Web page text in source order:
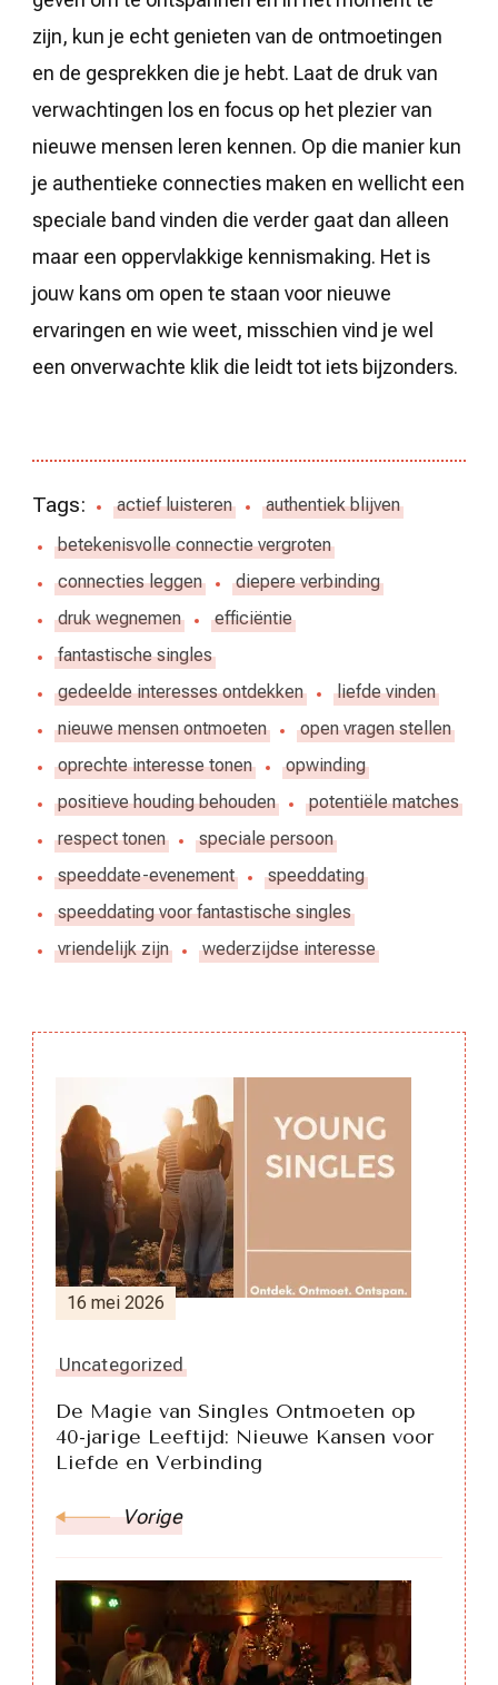
zijn, kun je echt genieten van de ontmoetingen
en de gesprekken die je hebt. Laat de druk van
verwachtingen los en focus op het plezier van
nieuwe mensen leren kennen. Op die manier kun
je authentieke connecties maken en wellicht een
speciale band vinden die verder gaat dan alleen
maar een oppervlakkige kennismaking. Het is
jouw kans om open te staan voor nieuwe
ervaringen en wie weet, misschien vind je wel
een onverwachte klik die leidt tot iets bijzonders.
Tags: actief luisteren
authentiek blijven
betekenisvolle connectie vergroten
connecties leggen
diepere verbinding
druk wegnemen
efficiëntie
fantastische singles
gedeelde interesses ontdekken
liefde vinden
nieuwe mensen ontmoeten
open vragen stellen
oprechte interesse tonen
opwinding
positieve houding behouden
potentiële matches
respect tonen
speciale persoon
speeddate-evenement
speeddating
speeddating voor fantastische singles
vriendelijk zijn
wederzijdse interesse
Berichtnavigatie
16 mei 2026
Uncategorized
De Magie van Singles Ontmoeten op
40-jarige Leeftijd: Nieuwe Kansen voor
Liefde en Verbinding
Vorige